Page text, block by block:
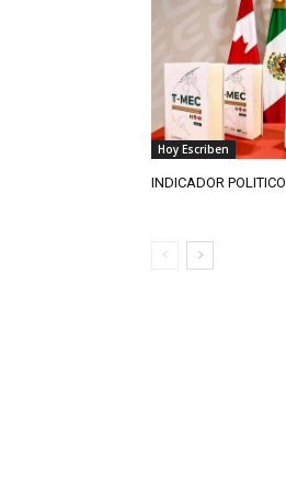
Hoy Escriben
INDICADOR POLITICO